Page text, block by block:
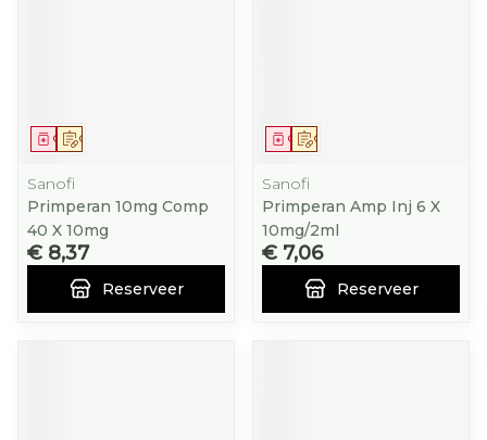
Op voorschrift
Geneesmiddel
Sanofi
Primperan 10mg Comp
40 X 10mg
€ 8,37
Reserveer
Op voorschrift
Geneesmiddel
Sanofi
Primperan Amp Inj 6 X
10mg/2ml
€ 7,06
Reserveer